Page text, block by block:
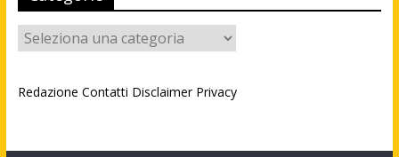
Categorie
Redazione Contatti Disclaimer Privacy